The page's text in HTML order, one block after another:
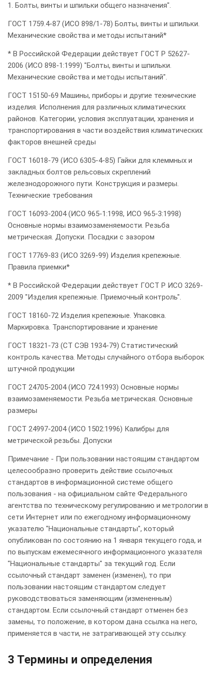
1. Болты, винты и шпильки общего назначения".
ГОСТ 1759.4-87 (ИСО 898/1-78) Болты, винты и шпильки.
Механические свойства и методы испытаний*
* В Российской Федерации действует ГОСТ Р 52627-
2006 (ИСО 898-1:1999) "Болты, винты и шпильки.
Механические свойства и методы испытаний".
ГОСТ 15150-69 Машины, приборы и другие технические
изделия. Исполнения для различных климатических
районов. Категории, условия эксплуатации, хранения и
транспортирования в части воздействия климатических
факторов внешней среды
ГОСТ 16018-79 (ИСО 6305-4-85) Гайки для клеммных и
закладных болтов рельсовых скреплений
железнодорожного пути. Конструкция и размеры.
Технические требования
ГОСТ 16093-2004 (ИСО 965-1:1998, ИСО 965-3:1998)
Основные нормы взаимозаменяемости. Резьба
метрическая. Допуски. Посадки с зазором
ГОСТ 17769-83 (ИСО 3269-99) Изделия крепежные.
Правила приемки*
* В Российской Федерации действует ГОСТ Р ИСО 3269-
2009 "Изделия крепежные. Приемочный контроль".
ГОСТ 18160-72 Изделия крепежные. Упаковка.
Маркировка. Транспортирование и хранение
ГОСТ 18321-73 (СТ СЭВ 1934-79) Статистический
контроль качества. Методы случайного отбора выборок
штучной продукции
ГОСТ 24705-2004 (ИСО 724:1993) Основные нормы
взаимозаменяемости. Резьба метрическая. Основные
размеры
ГОСТ 24997-2004 (ИСО 1502:1996) Калибры для
метрической резьбы. Допуски
Примечание - При пользовании настоящим стандартом
целесообразно проверить действие ссылочных
стандартов в информационной системе общего
пользования - на официальном сайте Федерального
агентства по техническому регулированию и метрологии в
сети Интернет или по ежегодному информационному
указателю "Национальные стандарты", который
опубликован по состоянию на 1 января текущего года, и
по выпускам ежемесячного информационного указателя
"Национальные стандарты" за текущий год. Если
ссылочный стандарт заменен (изменен), то при
пользовании настоящим стандартом следует
руководствоваться заменяющим (измененным)
стандартом. Если ссылочный стандарт отменен без
замены, то положение, в котором дана ссылка на него,
применяется в части, не затрагивающей эту ссылку.
3 Термины и определения